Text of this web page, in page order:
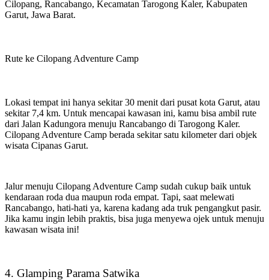
Cilopang, Rancabango, Kecamatan Tarogong Kaler, Kabupaten
Garut, Jawa Barat.
Rute ke Cilopang Adventure Camp
Lokasi tempat ini hanya sekitar 30 menit dari pusat kota Garut, atau
sekitar 7,4 km. Untuk mencapai kawasan ini, kamu bisa ambil rute
dari Jalan Kadungora menuju Rancabango di Tarogong Kaler.
Cilopang Adventure Camp berada sekitar satu kilometer dari objek
wisata Cipanas Garut.
Jalur menuju Cilopang Adventure Camp sudah cukup baik untuk
kendaraan roda dua maupun roda empat. Tapi, saat melewati
Rancabango, hati-hati ya, karena kadang ada truk pengangkut pasir.
Jika kamu ingin lebih praktis, bisa juga menyewa ojek untuk menuju
kawasan wisata ini!
4. Glamping Parama Satwika